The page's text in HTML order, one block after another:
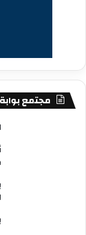
مجتمع